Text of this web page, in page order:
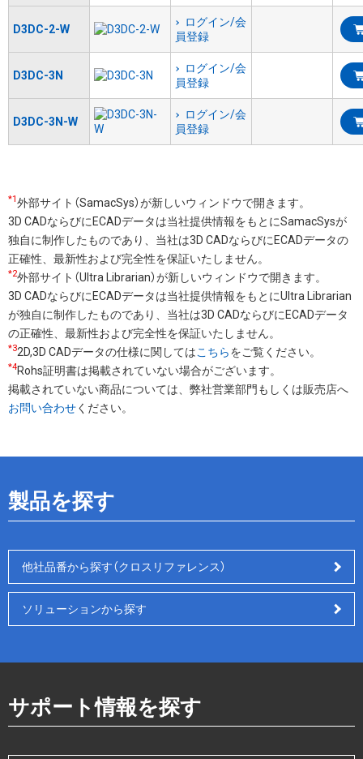
D3DC-2-W
ログイン/会
員登録
D3DC-3N
ログイン/会
員登録
D3DC-3N-W
ログイン/会
員登録
*1外部サイト（SamacSys）が新しいウィンドウで開きます。
3D CADならびにECADデータは当社提供情報をもとにSamacSysが
独自に制作したものであり、当社は3D CADならびにECADデータの
正確性、最新性および完全性を保証いたしません。
*2外部サイト（Ultra Librarian）が新しいウィンドウで開きます。
3D CADならびにECADデータは当社提供情報をもとにUltra Librarian
が独自に制作したものであり、当社は3D CADならびにECADデータ
の正確性、最新性および完全性を保証いたしません。
*32D,3D CADデータの仕様に関してはこちらをご覧ください。
*4Rohs証明書は掲載されていない場合がございます。
掲載されていない商品については、弊社営業部門もしくは販売店へ
お問い合わせください。
製品を探す
他社品番から探す（クロスリファレンス）
ソリューションから探す
サポート情報を探す